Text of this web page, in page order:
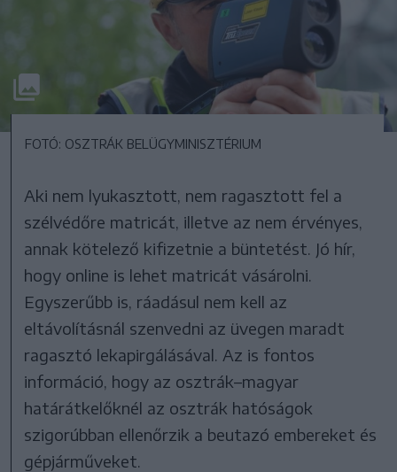
FOTÓ: OSZTRÁK BELÜGYMINISZTÉRIUM
Aki nem lyukasztott, nem ragasztott fel a
szélvédőre matricát, illetve az nem érvényes,
annak kötelező kifizetnie a büntetést. Jó hír,
hogy online is lehet matricát vásárolni.
Egyszerűbb is, ráadásul nem kell az
eltávolításnál szenvedni az üvegen maradt
ragasztó lekapirgálásával. Az is fontos
információ, hogy az osztrák–magyar
határátkelőknél az osztrák hatóságok
szigorúbban ellenőrzik a beutazó embereket és
gépjárműveket.